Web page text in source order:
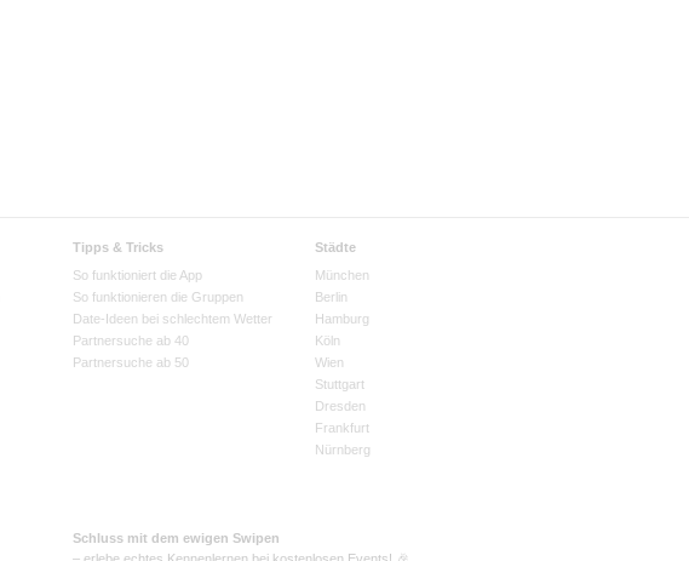
Tipps & Tricks
So funktioniert die App
So funktionieren die Gruppen
Date-Ideen bei schlechtem Wetter
Partnersuche ab 40
Partnersuche ab 50
Städte
München
Berlin
Hamburg
Köln
Wien
Stuttgart
Dresden
Frankfurt
Nürnberg
Schluss mit dem ewigen Swipen